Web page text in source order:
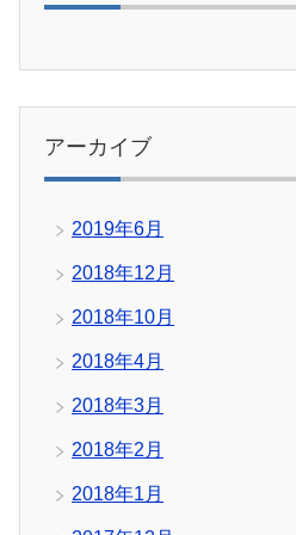
アーカイブ
2019年6月
2018年12月
2018年10月
2018年4月
2018年3月
2018年2月
2018年1月